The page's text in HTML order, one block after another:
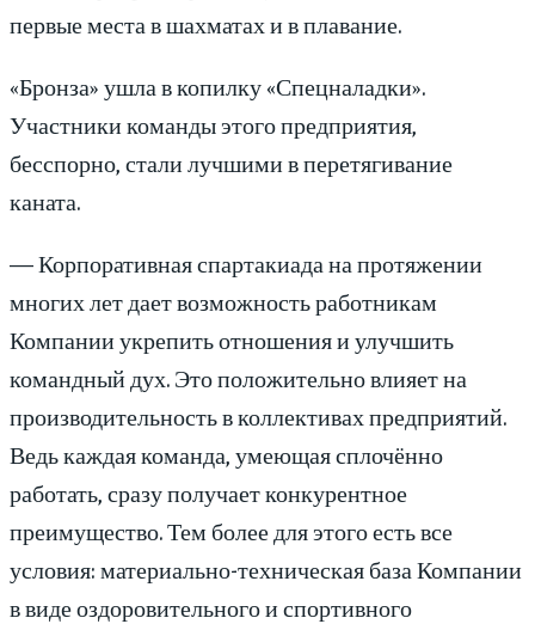
первые места в шахматах и в плавание.
«Бронза» ушла в копилку «Спецналадки».
Участники команды этого предприятия,
бесспорно, стали лучшими в перетягивание
каната.
— Корпоративная спартакиада на протяжении
многих лет дает возможность работникам
Компании укрепить отношения и улучшить
командный дух. Это положительно влияет на
производительность в коллективах предприятий.
Ведь каждая команда, умеющая сплочённо
работать, сразу получает конкурентное
преимущество. Тем более для этого есть все
условия: материально-техническая база Компании
в виде оздоровительного и спортивного